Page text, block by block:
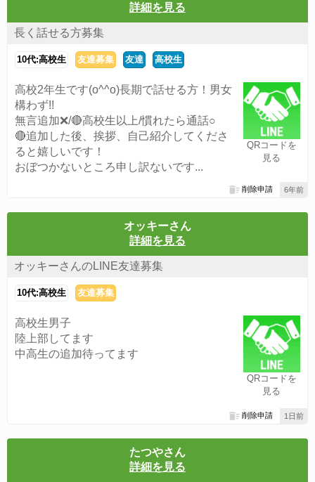
詳細を見る
長く話せる方募集
10代:高校生 友達募集 友達 高校生
QRコードを
見る
高校2年生です(o^^o)長期で話せる方！男女
構わず!!
無言追加❌/🔴高校生以上/慣れたら通話○
🔴追加した後、挨拶、自己紹介してくださ
ると嬉しいです！
おぼつかないところ申し訳ないです...
6年前
削除申請
オッキーさん
詳細を見る
オッキーさんのLINE友達募集
10代:高校生 友達募集
QRコードを
見る
高校生男子
陸上部してます
中高生の追加待ってます
1日前
削除申請
たつやさん
詳細を見る